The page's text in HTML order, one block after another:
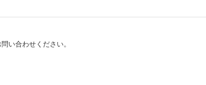
い合わせください。